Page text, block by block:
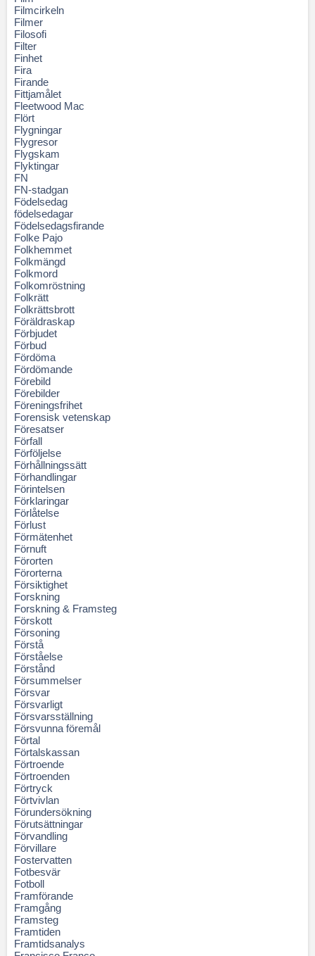
Filmcirkeln
Filmer
Filosofi
Filter
Finhet
Fira
Firande
Fittjamålet
Fleetwood Mac
Flört
Flygningar
Flygresor
Flygskam
Flyktingar
FN
FN-stadgan
Födelsedag
födelsedagar
Födelsedagsfirande
Folke Pajo
Folkhemmet
Folkmängd
Folkmord
Folkomröstning
Folkrätt
Folkrättsbrott
Föräldraskap
Förbjudet
Förbud
Fördöma
Fördömande
Förebild
Förebilder
Föreningsfrihet
Forensisk vetenskap
Föresatser
Förfall
Förföljelse
Förhållningssätt
Förhandlingar
Förintelsen
Förklaringar
Förlåtelse
Förlust
Förmätenhet
Förnuft
Förorten
Förorterna
Försiktighet
Forskning
Forskning & Framsteg
Förskott
Försoning
Förstå
Förståelse
Förstånd
Försummelser
Försvar
Försvarligt
Försvarsställning
Försvunna föremål
Förtal
Förtalskassan
Förtroende
Förtroenden
Förtryck
Förtvivlan
Förundersökning
Förutsättningar
Förvandling
Förvillare
Fostervatten
Fotbesvär
Fotboll
Framförande
Framgång
Framsteg
Framtiden
Framtidsanalys